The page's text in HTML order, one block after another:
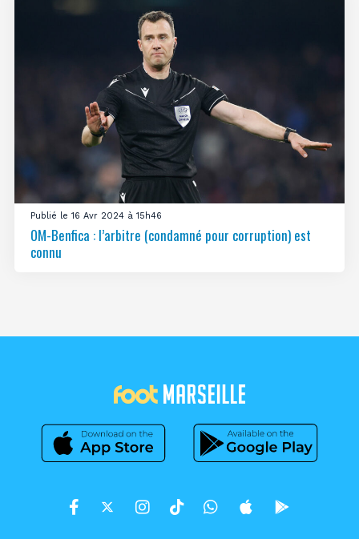
Publié le 16 Avr 2024 à 15h46
OM-Benfica : l’arbitre (condamné pour corruption) est
connu